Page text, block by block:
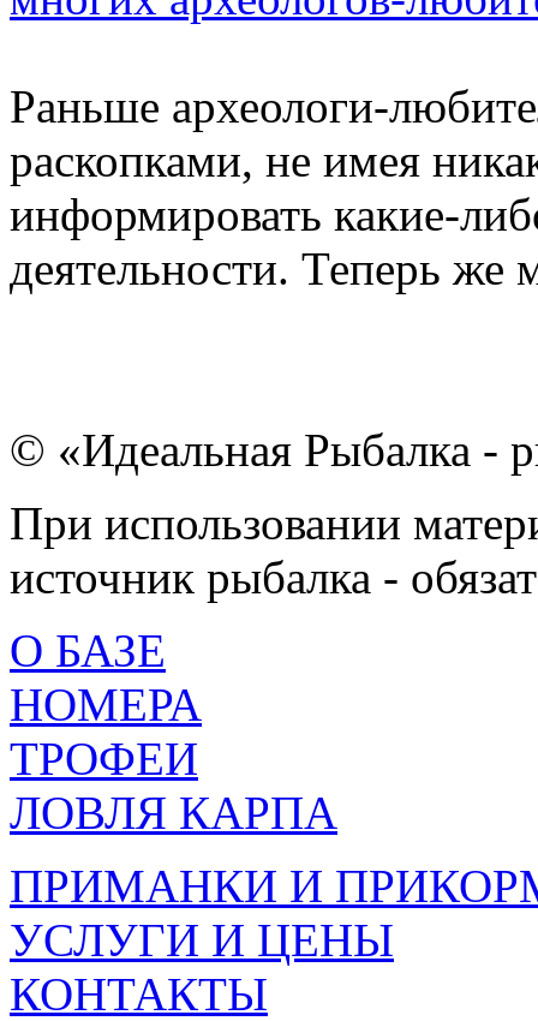
Раньше археологи-
раскопками, не имея
информировать какие-
деятельности. Теперь же
© «Идеальная Рыбалка -
При использовании
источник рыбалка -
О БАЗЕ
НОМЕРА
ТРОФЕИ
ЛОВЛЯ КАРПА
ПРИМАНКИ И
УСЛУГИ И ЦЕНЫ
КОНТАКТЫ